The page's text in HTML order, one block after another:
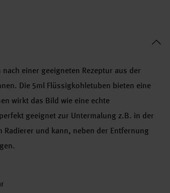
einer geeigneten Rezeptur aus der
Die 5ml Flüssigkohletuben bieten eine
wirkt das Bild wie eine echte
geeignet zur Untermalung z.B. in der
und kann, neben der Entfernung